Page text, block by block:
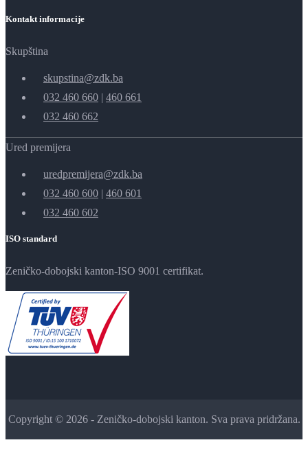
Kontakt informacije
Skupština
skupstina@zdk.ba
032 460 660 | 460 661
032 460 662
Ured premijera
uredpremijera@zdk.ba
032 460 600 | 460 601
032 460 602
ISO standard
Zeničko-dobojski kanton-ISO 9001 certifikat.
Copyright © 2026 - Zeničko-dobojski kanton. Sva prava pridržana.